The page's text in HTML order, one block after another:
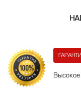
Высокое